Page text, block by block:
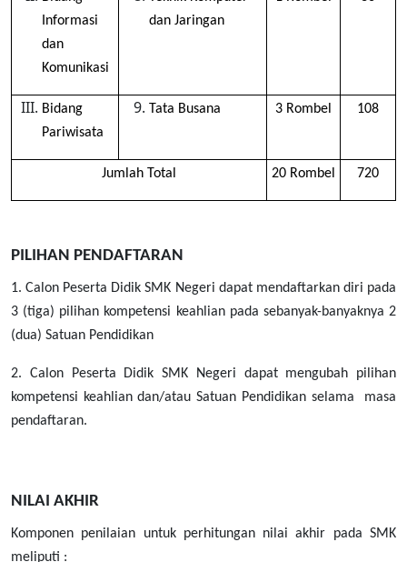
Informasi
dan
Komunikasi
dan Jaringan
Bidang
Pariwisata
Tata Busana 3 Rombel 108
Jumlah Total 20 Rombel 720
PILIHAN PENDAFTARAN
1. Calon Peserta Didik SMK Negeri dapat mendaftarkan diri pada
3 (tiga) pilihan kompetensi keahlian pada sebanyak-banyaknya 2
(dua) Satuan Pendidikan
2. Calon Peserta Didik SMK Negeri dapat mengubah pilihan
kompetensi keahlian dan/atau Satuan Pendidikan selama masa
pendaftaran.
NILAI AKHIR
Komponen penilaian untuk perhitungan nilai akhir pada SMK
meliputi :